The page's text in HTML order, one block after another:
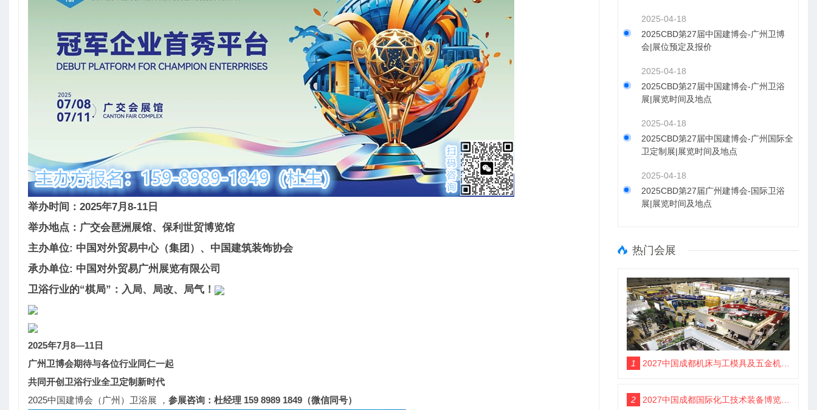
举办时间：2025年7月8-11日
举办地点：广交会琶洲展馆、保利世贸博览馆
主办单位: 中国对外贸易中心（集团）、中国建筑装饰协会
承办单位: 中国对外贸易广州展览有限公司
卫浴行业的“棋局”：入局、局改、局气！
2025年7月8—11日
广州卫博会期待与各位行业同仁一起
共同开创卫浴行业全卫定制新时代
2025中国建博会（广州）卫浴展 ， 参展咨询：杜经理 159 8989 1849（微信同号）
2025-04-18
2025CBD第27届中国建博会-广州卫博
会|展位预定及报价
2025-04-18
2025CBD第27届中国建博会-广州卫浴
展|展览时间及地点
2025-04-18
2025CBD第27届中国建博会-广州国际全
卫定制展|展览时间及地点
2025-04-18
2025CBD第27届广州建博会-国际卫浴
展|展览时间及地点
热门会展
1 2027中国成都机床与工模具及五金机电博览会6月18举办
2 2027中国成都国际化工技术装备博览会6月18举办